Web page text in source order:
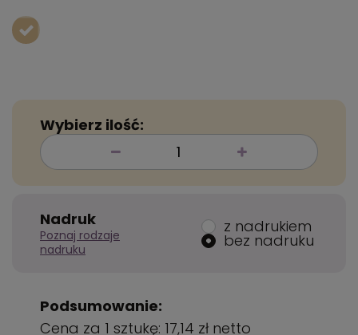
Wybierz ilość:
Nadruk
Poznaj rodzaje
nadruku
z nadrukiem
bez nadruku
Podsumowanie:
Cena za 1 sztukę: 17,14 zł netto